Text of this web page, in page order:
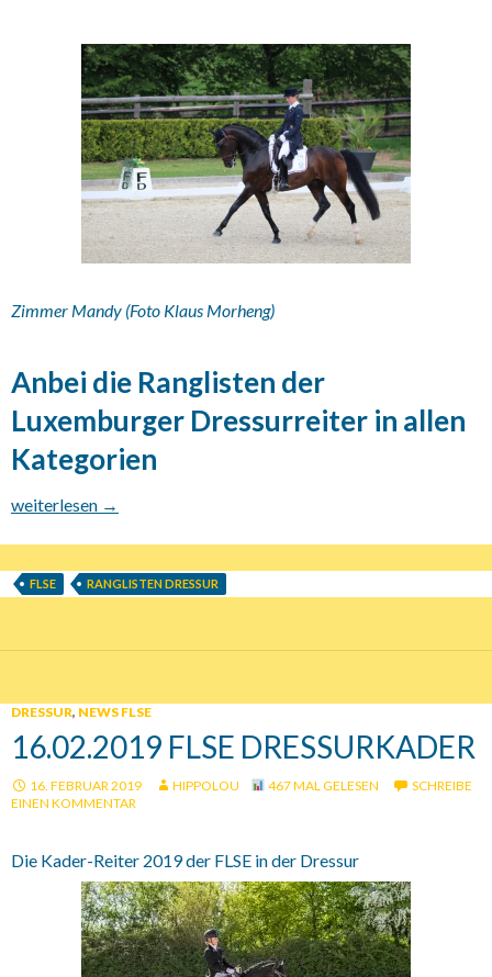
Zimmer Mandy (Foto Klaus Morheng)
Anbei die Ranglisten der
Luxemburger Dressurreiter in allen
Kategorien
17.03.2019 FLSE Ranglisten 2018 Dressur
weiterlesen →
FLSE RANGLISTEN DRESSUR
DRESSUR, NEWS FLSE
16.02.2019 FLSE DRESSURKADER
16. FEBRUAR 2019 HIPPOLOU 467 MAL GELESEN
SCHREIBE
EINEN KOMMENTAR
Die Kader-Reiter 2019 der FLSE in der Dressur